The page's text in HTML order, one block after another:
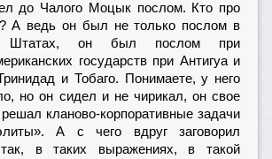
до Чалого Моцык послом. Кто про
А ведь он был не только послом в
Штатах, он был послом при
государств при Антигуа и
и Тобаго. Понимаете, у него
но он сидел и не чирикал, он свое
кланово-корпоративные задачи
А с чего вдруг заговорил
в таких выражениях, в такой